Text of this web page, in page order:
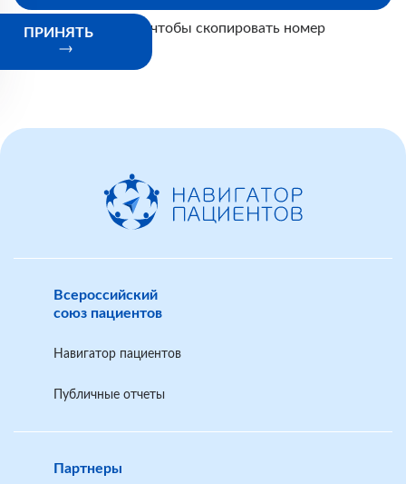
Нажмите, чтобы скопировать номер
ПРИНЯТЬ
Всероссийский
союз пациентов
Навигатор пациентов
Публичные отчеты
Партнеры